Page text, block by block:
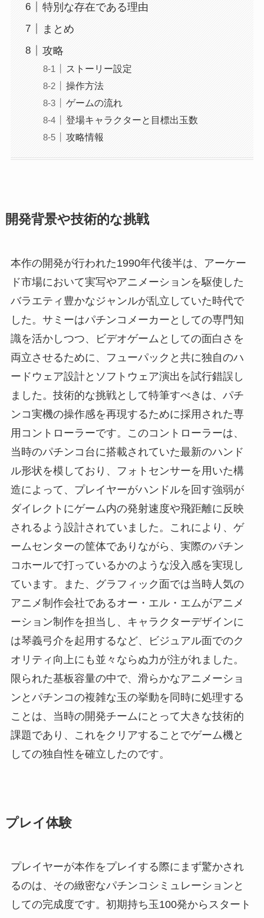
特別な存在である理由
まとめ
攻略
ストーリー設定
操作方法
ゲームの流れ
登場キャラクターと目標出玉数
攻略情報
開発背景や技術的な挑戦
本作の開発が行われた1990年代後半は、アーケー
ド市場において実写やアニメーションを駆使した
バラエティ豊かなジャンルが乱立していた時代で
した。サミーはパチンコメーカーとしての専門知
識を活かしつつ、ビデオゲームとしての面白さを
両立させるために、フューパックと共に独自のハ
ードウェア設計とソフトウェア演出を試行錯誤し
ました。技術的な挑戦として特筆すべきは、パチ
ンコ実機の操作感を再現するために採用された専
用コントローラーです。このコントローラーは、
当時のパチンコ台に搭載されていた最新のハンド
ル形状を模しており、フォトセンサーを用いた構
造によって、プレイヤーがハンドルを回す強弱が
ダイレクトにゲーム内の発射速度や飛距離に反映
されるよう設計されていました。これにより、ゲ
ームセンターの筐体でありながら、実際のパチン
コホールで打っているかのような没入感を実現し
ています。また、グラフィック面では当時人気の
アニメ制作会社であるオー・エル・エムがアニメ
ーション制作を担当し、キャラクターデザインに
は琴義弓介を起用するなど、ビジュアル面でのク
オリティ向上にも並々ならぬ力が注がれました。
限られた基板容量の中で、滑らかなアニメーショ
ンとパチンコの複雑な玉の挙動を同時に処理する
ことは、当時の開発チームにとって大きな技術的
課題であり、これをクリアすることでゲーム機と
しての独自性を確立したのです。
プレイ体験
プレイヤーが本作をプレイする際にまず驚かされ
るのは、その緻密なパチンコシミュレーションと
しての完成度です。初期持ち玉100発からスタート